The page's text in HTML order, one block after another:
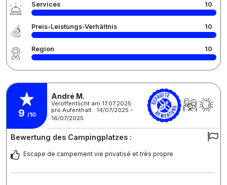
Services 10
Preis-Leistungs-Verhältnis 10
Region 10
9 /10
André M.
Veröffentlicht am 17.07.2025
pro Aufenthalt : 14/07/2025 -
16/07/2025
Bewertung des Campingplatzes :
Escape de campement vie privatisé et très propre